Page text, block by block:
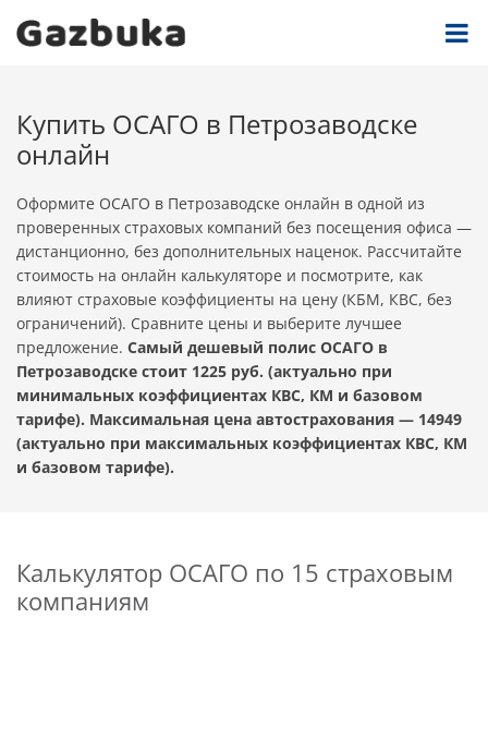
Купить ОСАГО в Петрозаводске
онлайн
Оформите ОСАГО в Петрозаводске онлайн в одной из
проверенных страховых компаний без посещения офиса —
дистанционно, без дополнительных наценок. Рассчитайте
стоимость на онлайн калькуляторе и посмотрите, как
влияют страховые коэффициенты на цену (КБМ, КВС, без
ограничений). Сравните цены и выберите лучшее
предложение. Самый дешевый полис ОСАГО в
Петрозаводске стоит 1225 руб. (актуально при
минимальных коэффициентах КВС, КМ и базовом
тарифе). Максимальная цена автострахования — 14949
(актуально при максимальных коэффициентах КВС, КМ
и базовом тарифе).
Калькулятор ОСАГО по 15 страховым
компаниям